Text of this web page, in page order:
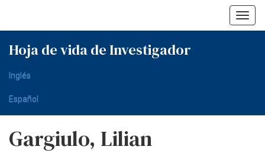
Hoja de vida de Investigador
Inglés
Español
Gargiulo, Lilian